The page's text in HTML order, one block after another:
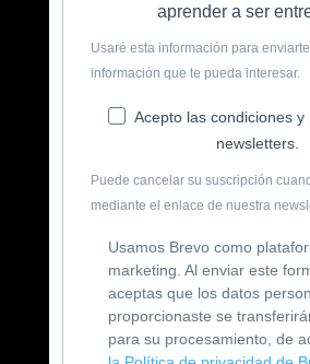
aprender a ser
Usaré esta información para
información que te pueda interesar.
Acepto las condiciones y
newsletters.
Puede cancelar su suscripción
mediante el enlace de nuestra
Usamos Brevo como
marketing. Al enviar este
aceptas que los datos
proporcionaste se
para su procesamiento, de